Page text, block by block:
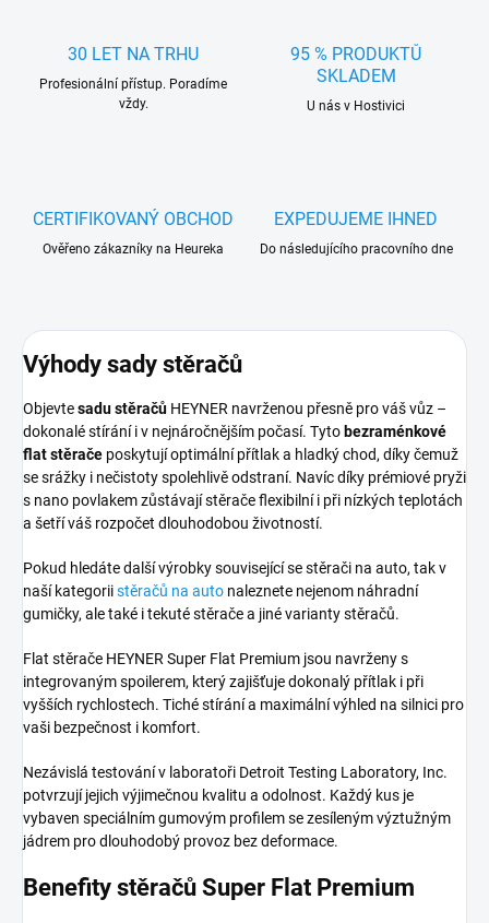
30 LET NA TRHU
Profesionální přístup. Poradíme
vždy.
95 % PRODUKTŮ
SKLADEM
U nás v Hostivici
CERTIFIKOVANÝ OBCHOD
Ověřeno zákazníky na Heureka
EXPEDUJEME IHNED
Do následujícího pracovního dne
Výhody sady stěračů
Objevtesadu stěračů HEYNER navrženou přesně pro váš vůz –
dokonalé stírání i v nejnáročnějším počasí. Tyto bezraménkové
flat stěrače poskytují optimální přítlak a hladký chod, díky čemuž
se srážky i nečistoty spolehlivě odstraní. Navíc díky prémiové pryži
s nano povlakem zůstávají stěrače flexibilní i při nízkých teplotách
a šetří váš rozpočet dlouhodobou životností.
Pokud hledáte další výrobky související se stěrači na auto, tak v
naší kategoriistěračů na auto naleznete nejenom náhradní
gumičky, ale také i tekuté stěrače a jiné varianty stěračů.
Flat stěrače HEYNER Super Flat Premium jsou navrženy s
integrovaným spoilerem, který zajišťuje dokonalý přítlak i při
vyšších rychlostech. Tiché stírání a maximální výhled na silnici pro
vaši bezpečnost i komfort.
Nezávislá testování v laboratoři Detroit Testing Laboratory, Inc.
potvrzují jejich výjimečnou kvalitu a odolnost. Každý kus je
vybaven speciálním gumovým profilem se zesíleným výztužným
jádrem pro dlouhodobý provoz bez deformace.
Benefity stěračů Super Flat Premium